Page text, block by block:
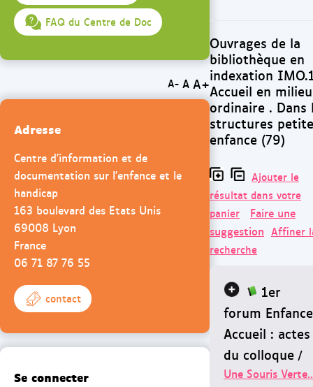
Ouvrages de la
bibliothèque en
indexation
Accueil en milieu
ordinaire . Dans
structures petite
enfance (79)
Ajouter le
résultat dans votre
panier
Faire une
suggestion Affiner
recherche
1er
forum Enfance
Accueil : actes
du colloque /
Une Souris
FAQ du Centre de Doc
A- A A+
Adresse
Centre d'information et de
documentation sur l'enfance et le
handicap
163 boulevard des Etats Unis
69008 Lyon
France
06 71 87 76 55
contact
Se connecter